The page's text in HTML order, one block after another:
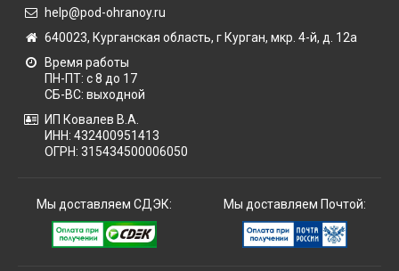
help@pod-ohranoy.ru
640023, Курганская область, г Курган, мкр. 4-й, д. 12а
Время работы
ПН-ПТ: с 8 до 17
СБ-ВС: выходной
ИП Ковалев В.А.
ИНН: 432400951413
ОГРН: 315434500006050
Мы доставляем СДЭК: Мы доставляем Почтой: